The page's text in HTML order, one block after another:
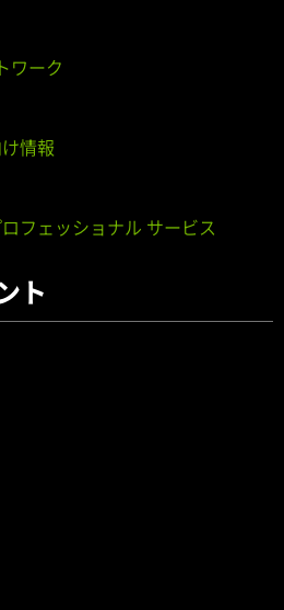
ワーク
情報
フェッショナル サービス
ト